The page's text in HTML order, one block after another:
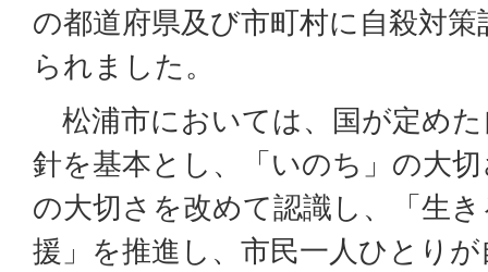
の都道府県及び市町村に自殺対
られました。
松浦市においては、国が定め
針を基本とし、「いのち」の大
の大切さを改めて認識し、「生
援」を推進し、市民一人ひとり